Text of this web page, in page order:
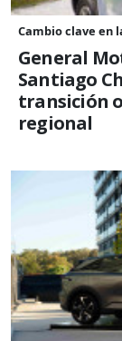
Cambio clave en
General
Santiago
transición
regional